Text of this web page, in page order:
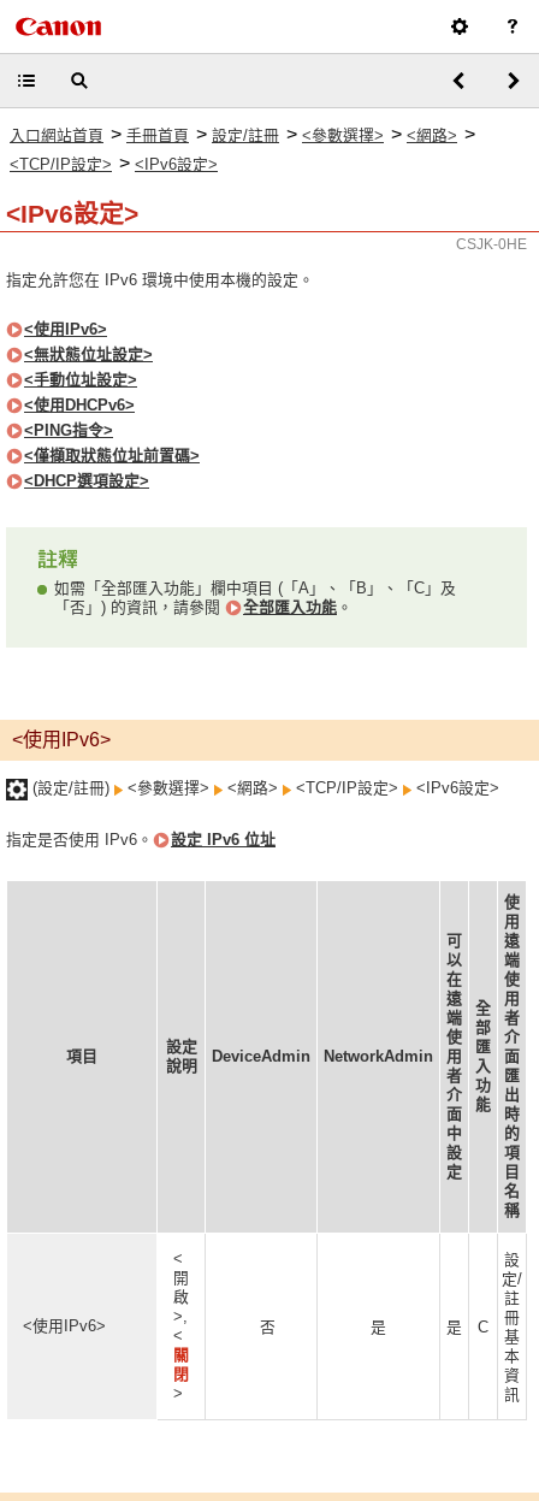
入口網站首頁 > 手冊首頁 > 設定/註冊 > <參數選擇> > <網路> >
<TCP/IP設定> > <IPv6設定>
<IPv6設定>
CSJK-0HE
指定允許您在 IPv6 環境中使用本機的設定。
<使用IPv6>
<無狀態位址設定>
<手動位址設定>
<使用DHCPv6>
<PING指令>
<僅擷取狀態位址前置碼>
<DHCP選項設定>
如需「全部匯入功能」欄中項目 (「A」、「B」、「C」及
「否」) 的資訊，請參閱
全部匯入功能 。
<使用IPv6>
(設定/註冊) <參數選擇> <網路> <TCP/IP設定> <IPv6設定>
指定是否使用 IPv6。 設定 IPv6 位址
項目
設定
說明
DeviceAdmin NetworkAdmin
可
以
在
遠
端
使
用
者
介
面
中
設
定
全
部
匯
入
功
能
使
用
遠
端
使
用
者
介
面
匯
出
時
的
項
目
名
稱
<使用IPv6>
<
開
啟
>,
<
關
閉
>
否 是 是 C
設
定/
註
冊
基
本
資
訊